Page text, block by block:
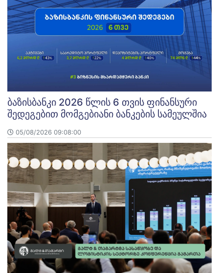
ბაზისბანკი 2026 წლის 6 თვის ფინანსური
შედეგებით მომგებიანი ბანკების სამეულშია
05/08/2026 09:08:00